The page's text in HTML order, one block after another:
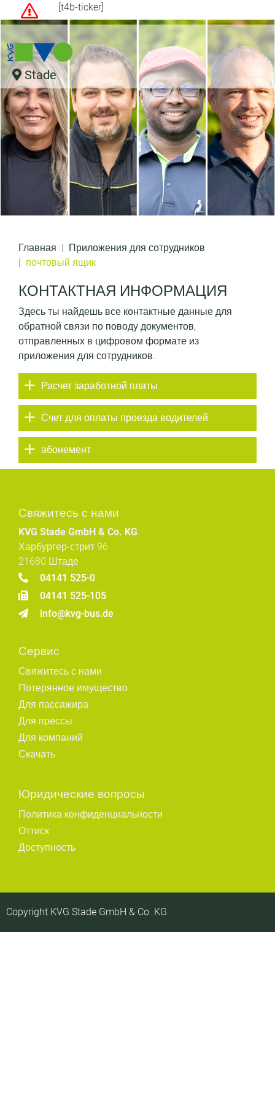
[t4b-ticker]
Stade
Главная
Приложения для сотрудников
почтовый ящик
КОНТАКТНАЯ ИНФОРМАЦИЯ
Здесь ты найдешь все контактные данные для
обратной связи по поводу документов,
отправленных в цифровом формате из
приложения для сотрудников.
Расчет заработной платы
Счет для оплаты проезда водителей
абонемент
Свяжитесь с нами
KVG Stade GmbH & Co. KG
Харбургер-стрит 96
21680 Штаде
04141 525-0
04141 525-105
info@kvg-bus.de
Сервис
Свяжитесь с нами
Потерянное имущество
Для пассажира
Для прессы
Для компаний
Скачать
Юридические вопросы
Политика конфиденциальности
Оттиск
Доступность
Copyright KVG Stade GmbH & Co. KG